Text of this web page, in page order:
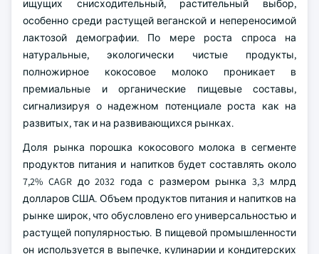
ищущих снисходительный, растительный выбор,
особенно среди растущей веганской и непереносимой
лактозой демографии. По мере роста спроса на
натуральные, экологически чистые продукты,
полножирное кокосовое молоко проникает в
премиальные и органические пищевые составы,
сигнализируя о надежном потенциале роста как на
развитых, так и на развивающихся рынках.
Доля рынка порошка кокосового молока в сегменте
продуктов питания и напитков будет составлять около
7,2% CAGR до 2032 года с размером рынка 3,3 млрд
долларов США. Объем продуктов питания и напитков на
рынке широк, что обусловлено его универсальностью и
растущей популярностью. В пищевой промышленности
он используется в выпечке, кулинарии и кондитерских